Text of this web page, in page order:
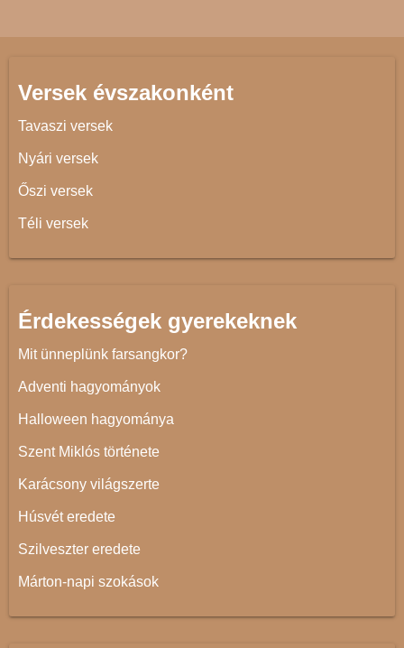
Versek évszakonként
Tavaszi versek
Nyári versek
Őszi versek
Téli versek
Érdekességek gyerekeknek
Mit ünneplünk farsangkor?
Adventi hagyományok
Halloween hagyománya
Szent Miklós története
Karácsony világszerte
Húsvét eredete
Szilveszter eredete
Márton-napi szokások